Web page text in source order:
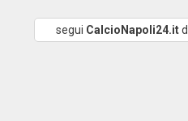
segui CalcioNapoli24.it